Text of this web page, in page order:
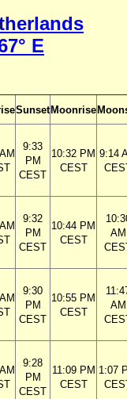
E
Sunset Moonrise
9:33
PM
CEST
10:32 PM
CEST
9:14
9:32
PM
CEST
10:44 PM
CEST
AM
9:30
PM
CEST
10:55 PM
CEST
AM
9:28
PM
CEST
11:09 PM
CEST
1:07